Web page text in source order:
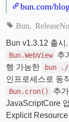
bun.com/
Bun
Bun v1.3.12 출시.
Bun.WebView
추
행 가능한
bun
인프로세스로 동
Bun.cron()
추
JavaScriptCore
Explicit